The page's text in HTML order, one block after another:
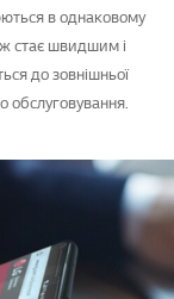
в однаковому
стає швидшим і
до зовнішньої
обслуговування.